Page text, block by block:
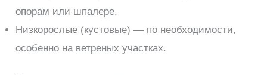
опорам или шпалере.
Низкорослые (кустовые) — по необходимости,
особенно на ветреных участках.